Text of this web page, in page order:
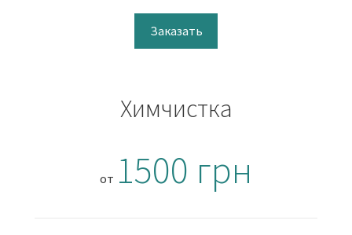
Заказать
Химчистка
от 1500 грн